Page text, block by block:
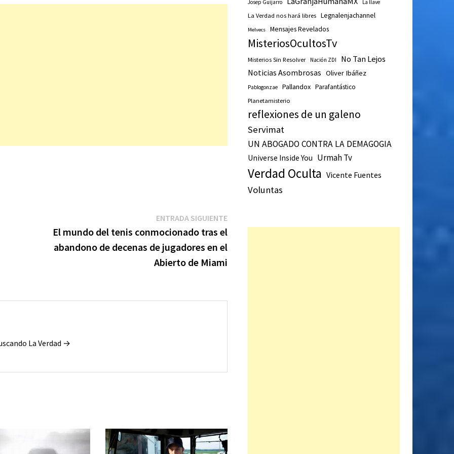
ENTRADA SIGUIENTEEntrada
siguiente:
El mundo del tenis conmocionado tras el
abandono de decenas de jugadores en el
Abierto de Miami
La Verdad →
Josep Guijarro La llave
La Verdad nos hará libres Legnalenjachannel
Melvecs Mensajes Revelados
MisteriosOcultosTv
Misterios Sin Resolver Nación ZDI No Tan Lejos
Noticias Asombrosas Oliver Ibáñez
Pablogonzae Pallandox Parafantástico
Planetamisterio
reflexiones de un galeno
Servimat
UN ABOGADO CONTRA LA DEMAGOGIA
Universe Inside You Urmah Tv
Verdad Oculta Vicente Fuentes
Voluntas